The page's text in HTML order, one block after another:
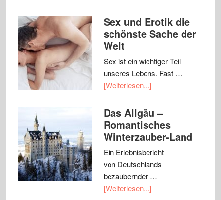
Sex und Erotik die
schönste Sache der
Welt
Sex ist ein wichtiger Teil
unseres Lebens. Fast …
[Weiterlesen...]
Das Allgäu –
Romantisches
Winterzauber-Land
Ein Erlebnisbericht
von Deutschlands
bezaubernder …
[Weiterlesen...]